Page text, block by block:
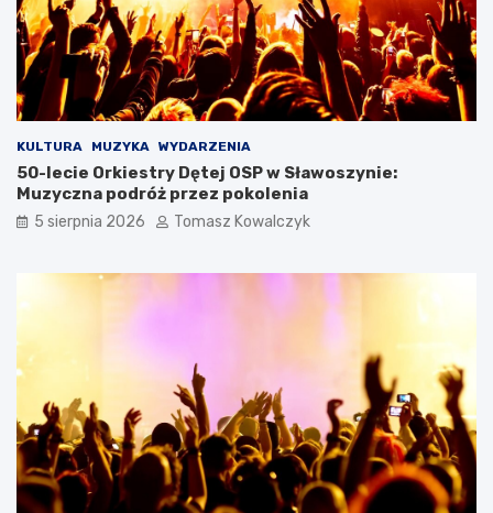
KULTURA MUZYKA WYDARZENIA
50-lecie Orkiestry Dętej OSP w Sławoszynie:
Muzyczna podróż przez pokolenia
5 sierpnia 2026 Tomasz Kowalczyk